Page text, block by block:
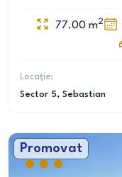
77.00 m2
Locație:
Sector 5, Sebastian
Promovat